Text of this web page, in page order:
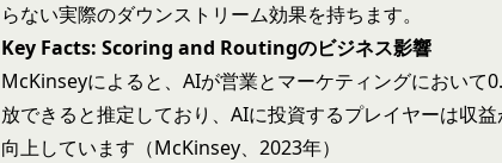
らない実際のダウンストリーム効果を持ちます。
Key Facts: Scoring and Routingのビジネス影響
McKinseyによると、AIが営業とマーケティングにおいて
放できると推定しており、AIに投資するプレイヤーは収
向上しています（McKinsey、2023年）